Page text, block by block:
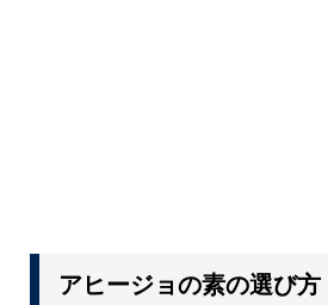
アヒージョの素の選び方